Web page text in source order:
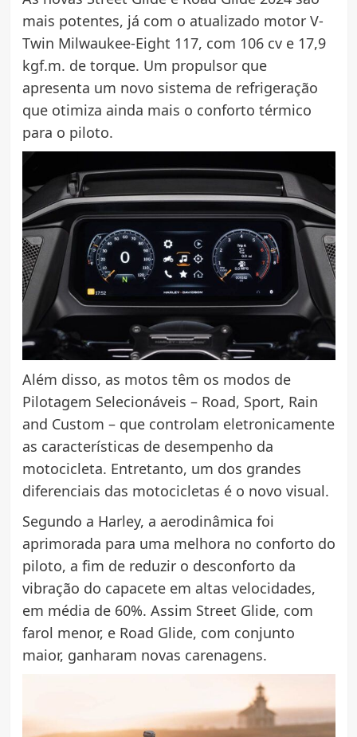
mais potentes, já com o atualizado motor V-
Twin Milwaukee-Eight 117, com 106 cv e 17,9
kgf.m. de torque. Um propulsor que
apresenta um novo sistema de refrigeração
que otimiza ainda mais o conforto térmico
para o piloto.
Além disso, as motos têm os modos de
Pilotagem Selecionáveis – Road, Sport, Rain
and Custom – que controlam eletronicamente
as características de desempenho da
motocicleta. Entretanto, um dos grandes
diferenciais das motocicletas é o novo visual.
Segundo a Harley, a aerodinâmica foi
aprimorada para uma melhora no conforto do
piloto, a fim de reduzir o desconforto da
vibração do capacete em altas velocidades,
em média de 60%. Assim Street Glide, com
farol menor, e Road Glide, com conjunto
maior, ganharam novas carenagens.